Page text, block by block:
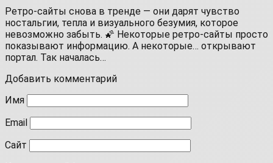
Ретро-сайты снова в тренде — они дарят чувство
ностальгии, тепла и визуального безумия, которое
невозможно забыть. 🌠 Некоторые ретро-сайты просто
показывают информацию. А некоторые… открывают
портал. Так началась…
Добавить комментарий
Имя
Email
Сайт